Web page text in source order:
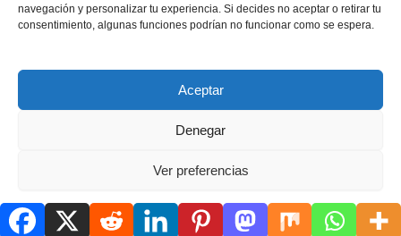
navegación y personalizar tu experiencia. Si decides no aceptar o retirar tu
consentimiento, algunas funciones podrían no funcionar como se espera.
Aceptar
Denegar
Ver preferencias
Política de cookies AVISO DE PRIVACIDADAVISO DE PRIVACIDAD
veraces y al alcance de todos.